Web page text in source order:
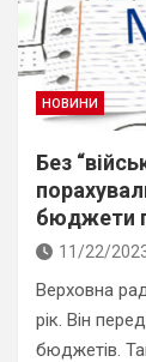
НОВИНИ
Без
бюджети
11/22/
Верховна
рік. Він
бюджетів.